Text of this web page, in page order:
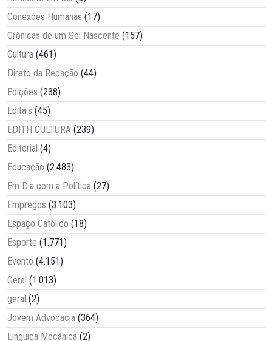
Conexões Humanas (17)
Crônicas de um Sol Nascente (157)
Cultura (461)
Direto da Redação (44)
Edições (238)
Editais (45)
EDITH CULTURA (239)
Editorial (4)
Educação (2.483)
Em Dia com a Política (27)
Empregos (3.103)
Espaço Católico (18)
Esporte (1.771)
Evento (4.151)
Geral (1.013)
geral (2)
Jovem Advocacia (364)
Linguiça Mecânica (2)